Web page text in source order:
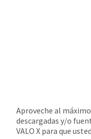
Aproveche al
descargadas y/o
VALO X para que